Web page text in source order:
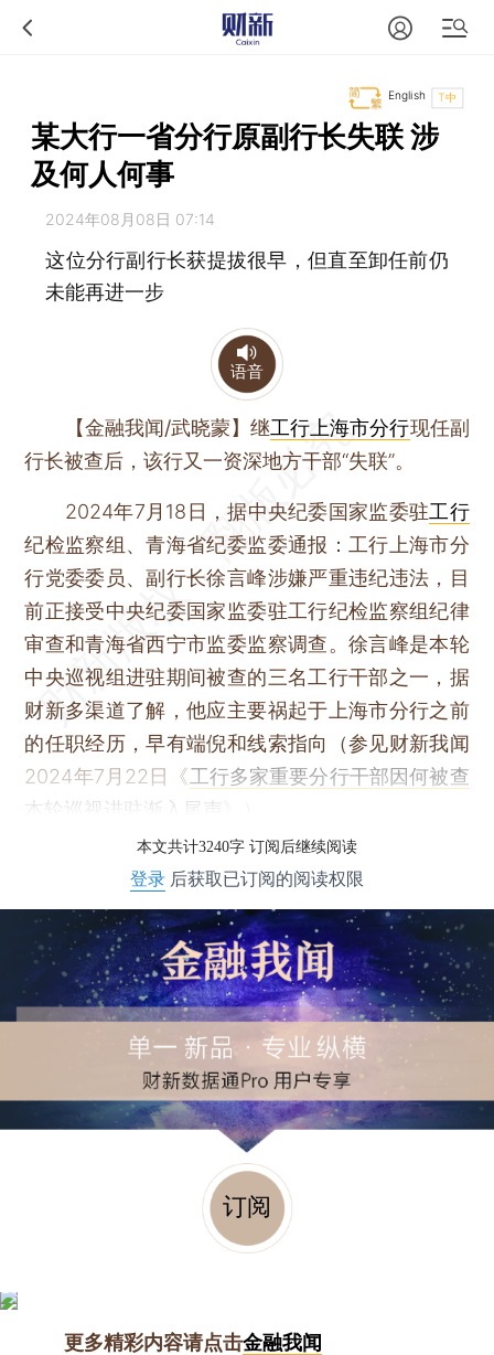
T中
English
某大行一省分行原副行长失联 涉
及何人何事
2024年08月08日 07:14
这位分行副行长获提拔很早，但直至卸任前仍
未能再进一步
语音
【金融我闻/武晓蒙】继工行上海市分行现任副
行长被查后，该行又一资深地方干部“失联”。
2024年7月18日，据中央纪委国家监委驻工行
纪检监察组、青海省纪委监委通报：工行上海市分
行党委委员、副行长徐言峰涉嫌严重违纪违法，目
前正接受中央纪委国家监委驻工行纪检监察组纪律
审查和青海省西宁市监委监察调查。徐言峰是本轮
中央巡视组进驻期间被查的三名工行干部之一，据
财新多渠道了解，他应主要祸起于上海市分行之前
的任职经历，早有端倪和线索指向（参见财新我闻
2024年7月22日《工行多家重要分行干部因何被查
本轮巡视进驻渐入尾声
本文共计3240字 订阅后继续阅读
登录 后获取已订阅的阅读权限
订阅
更多精彩内容请点击金融我闻